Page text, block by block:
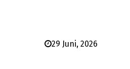
29 Juni, 2026